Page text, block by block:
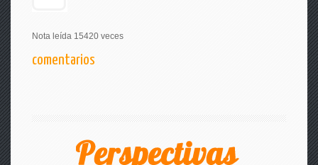
Nota leída 15420 veces
comentarios